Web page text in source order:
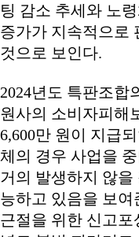
팅 감소 추세와 노
증가가 지속적으로
것으로 보인다.
2024년도 특판조합
원사의 소비자피해
6,600만 원이 지급
체의 경우 사업을
거의 발생하지 않을
능하고 있음을 보여
근절을 위한 신고포